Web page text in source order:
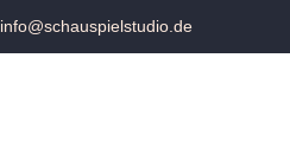
info@schauspielstudio.de